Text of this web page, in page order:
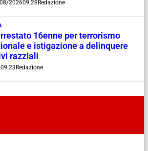
202609:28Redazione
16enne per terrorismo
e istigazione a delinquere
razziali
09:23Redazione